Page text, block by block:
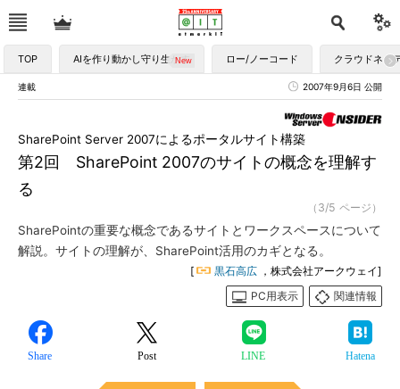
TOP AIを作り動かし守り生かす ロー/ノーコード クラウドネイ
連載 2007年9月6日 公開
第2回 SharePoint 2007のサイトの概念を理解す
る
SharePoint Server 2007によるポータルサイト構築
（3/5 ページ）
SharePointの重要な概念であるサイトとワークスペースについて
解説。サイトの理解が、SharePoint活用のカギとなる。
[ 黒石高広 ，株式会社アークウェイ]
PC用表示
関連情報
Share Post LINE Hatena